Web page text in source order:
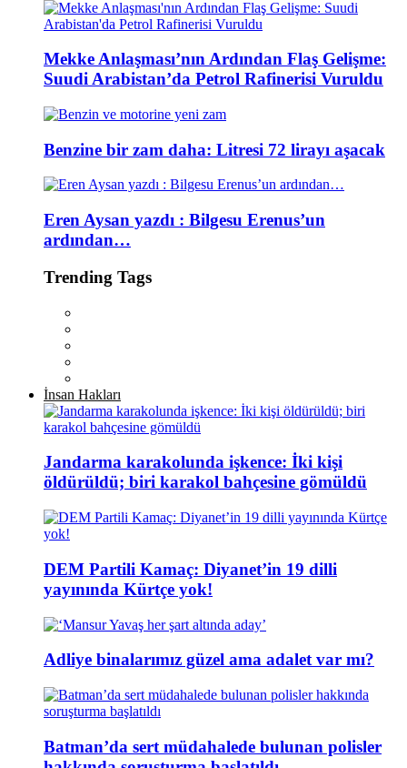
Mekke Anlaşması’nın Ardından Flaş Gelişme:
Suudi Arabistan’da Petrol Rafinerisi Vuruldu
Benzine bir zam daha: Litresi 72 lirayı aşacak
Eren Aysan yazdı : Bilgesu Erenus’un
ardından…
Trending Tags
İnsan Hakları
Jandarma karakolunda işkence: İki kişi
öldürüldü; biri karakol bahçesine gömüldü
DEM Partili Kamaç: Diyanet’in 19 dilli
yayınında Kürtçe yok!
Adliye binalarımız güzel ama adalet var mı?
Batman’da sert müdahalede bulunan polisler